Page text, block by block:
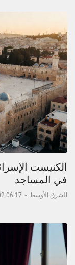
الكنيست
في المساجد
الشرق الأوسط -
06:17 02-07-2026